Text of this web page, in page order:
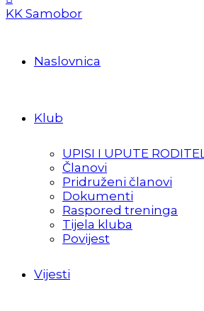
KK Samobor
Naslovnica
Klub
UPISI I UPUTE
Članovi
Pridruženi članovi
Dokumenti
Raspored treninga
Tijela kluba
Povijest
Vijesti